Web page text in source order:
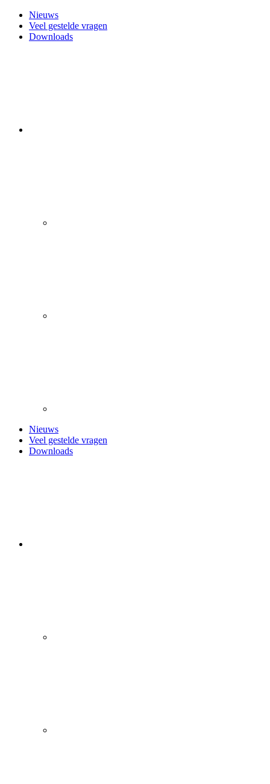
Nieuws
Veel gestelde vragen
Downloads
Nieuws
Veel gestelde vragen
Downloads